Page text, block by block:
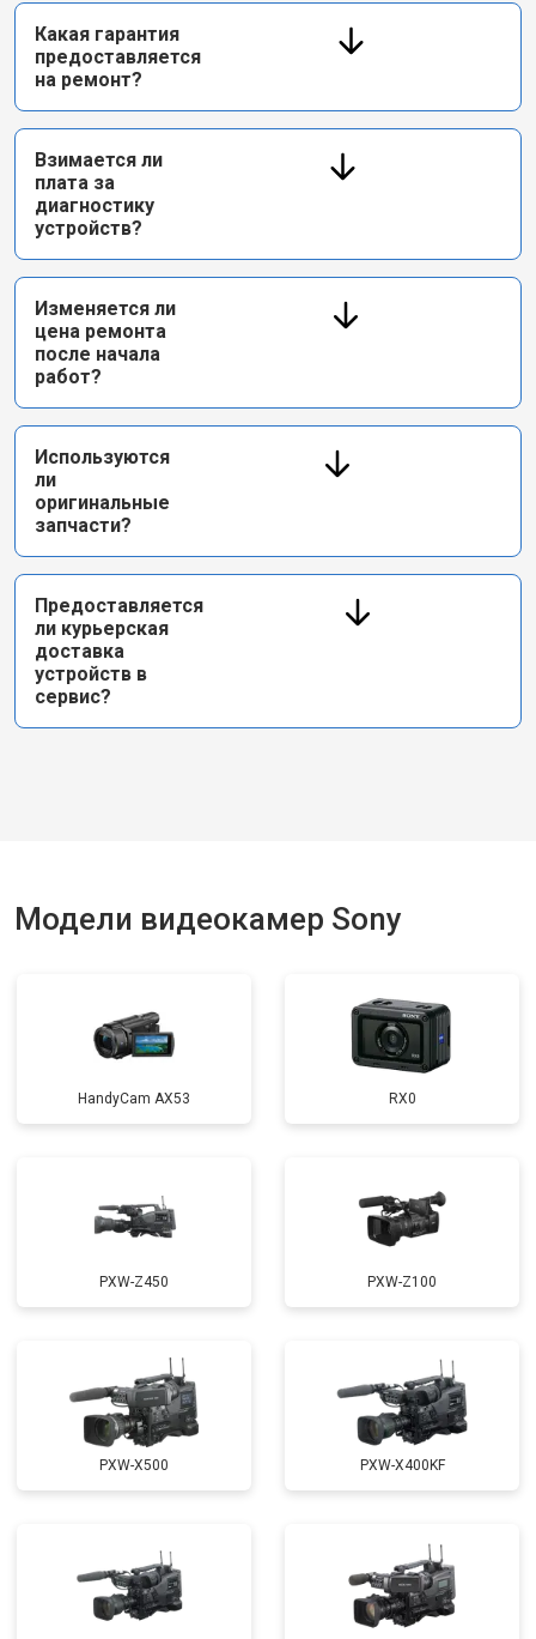
Какая гарантия
предоставляется
на ремонт?
Взимается ли
плата за
диагностику
устройств?
Изменяется ли
цена ремонта
после начала
работ?
Используются
ли
оригинальные
запчасти?
Предоставляется
ли курьерская
доставка
устройств в
сервис?
Модели видеокамер Sony
HandyCam AX53 RX0
PXW-Z450 PXW-Z100
PXW-X500 PXW-X400KF